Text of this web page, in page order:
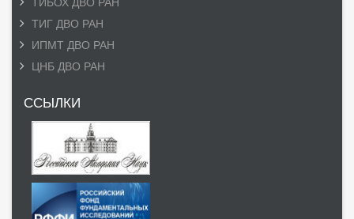
ТИГ ДВО РАН
ИПМТ ДВО РАН
ЦНБ ДВО РАН
ССЫЛКИ